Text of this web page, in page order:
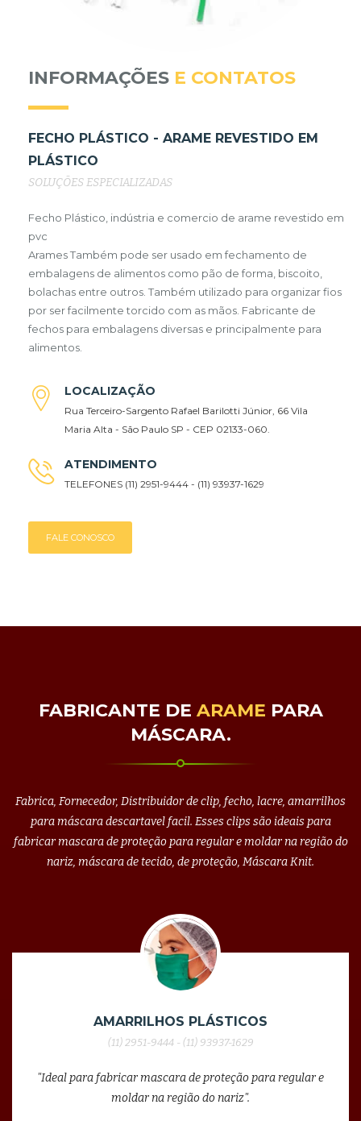
INFORMAÇÕES E CONTATOS
FECHO PLÁSTICO - ARAME REVESTIDO EM
PLÁSTICO
SOLUÇÕES ESPECIALIZADAS
Fecho Plástico, indústria e comercio de arame revestido em
pvc
Arames Também pode ser usado em fechamento de
embalagens de alimentos como pão de forma, biscoito,
bolachas entre outros. Também utilizado para organizar fios
por ser facilmente torcido com as mãos. Fabricante de
fechos para embalagens diversas e principalmente para
alimentos.
LOCALIZAÇÃO
Rua Terceiro-Sargento Rafael Barilotti Júnior, 66 Vila
Maria Alta - São Paulo SP - CEP 02133-060.
ATENDIMENTO
TELEFONES (11) 2951-9444 - (11) 93937-1629
FALE CONOSCO
FABRICANTE DE ARAME PARA
MÁSCARA.
Fabrica, Fornecedor, Distribuidor de clip, fecho, lacre, amarrilhos
para máscara descartavel facil. Esses clips são ideais para
fabricar mascara de proteção para regular e moldar na região do
nariz, máscara de tecido, de proteção, Máscara Knit.
AMARRILHOS PLÁSTICOS
(11) 2951-9444 - (11) 93937-1629
"Ideal para fabricar mascara de proteção para regular e
moldar na região do nariz".